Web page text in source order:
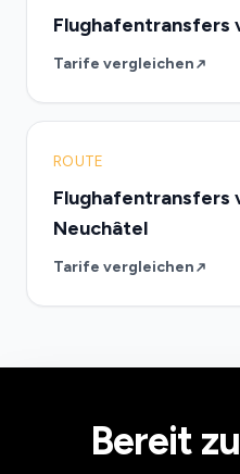
Flughafentransfers
Tarife vergleichen
ROUTE
Flughafentransfers
Neuchâtel
Tarife vergleichen
Bereit